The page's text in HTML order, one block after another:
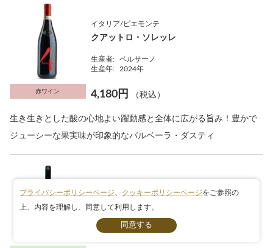
赤ワイン
イタリア/ピエモンテ
クアットロ・ソレッレ
生産者:
ベルサーノ
生産年:
2024年
4,180円 （税込）
生き生きとした酸の心地よい躍動感と全体に広がる旨み！豊かで
ジューシーな果実味が印象的なバルベーラ・ダスティ
生産者:
マーティン＆アナ・アンドルファー
生産年:
2024年
プライバシーポリシーページ クッキーポリシーページをご参照の
上、内容を理解し、同意して利用します。